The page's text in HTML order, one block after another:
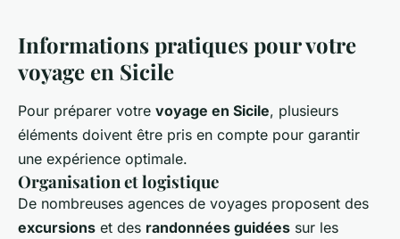
Informations pratiques pour votre
voyage en Sicile
Pour préparer votre voyage en Sicile, plusieurs
éléments doivent être pris en compte pour garantir
une expérience optimale.
Organisation et logistique
De nombreuses agences de voyages proposent des
excursions et des randonnées guidées sur les